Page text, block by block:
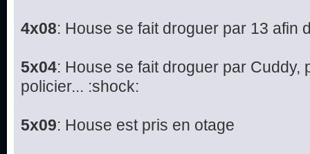
4x08: House se fait droguer par 13 afin
5x04: House se fait droguer par Cuddy,
policier... :shock:
5x09: House est pris en otage